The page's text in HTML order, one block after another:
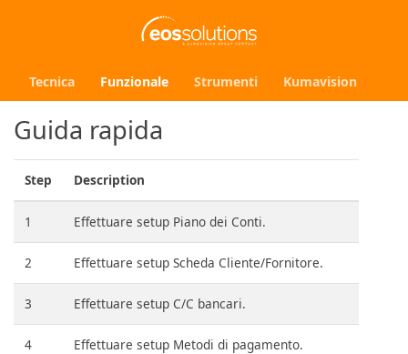
Tecnica Funzionale Strumenti Kumavision
Guida rapida
Step Description
1 Effettuare setup Piano dei Conti.
2 Effettuare setup Scheda Cliente/Fornitore.
3 Effettuare setup C/C bancari.
4 Effettuare setup Metodi di pagamento.